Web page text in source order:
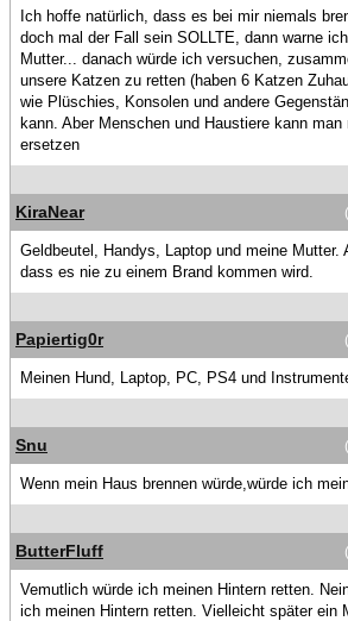
Ich hoffe natürlich, dass es bei mir niemals
doch mal der Fall sein SOLLTE, dann warne
Mutter... danach würde ich versuchen,
unsere Katzen zu retten (haben 6 Katzen
wie Plüschies, Konsolen und andere
kann. Aber Menschen und Haustiere kann
ersetzen
KiraNear
Geldbeutel, Handys, Laptop und meine Mutter.
dass es nie zu einem Brand kommen wird.
Papiertig0r
Meinen Hund, Laptop, PC, PS4 und
Snu
Wenn mein Haus brennen würde,würde ich
ButterFluff
Vemutlich würde ich meinen Hintern retten.
ich meinen Hintern retten. Vielleicht später ein